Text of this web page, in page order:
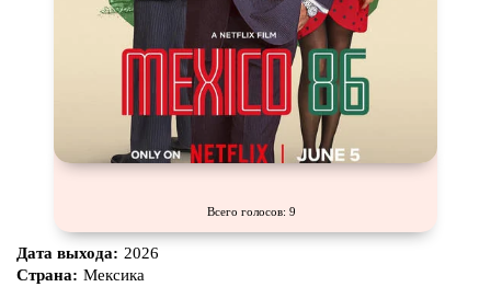
Всего голосов: 9
Дата выхода: 2026
Страна: Мексика